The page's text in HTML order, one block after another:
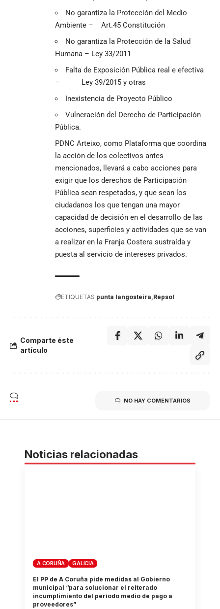
No garantiza la Protección del Medio
Ambiente – Art.45 Constitución
No garantiza la Protección de la Salud
Humana – Ley 33/2011
Falta de Exposición Pública real e efectiva
– Ley 39/2015 y otras
Inexistencia de Proyecto Público
Vulneración del Derecho de Participación
Pública.
PDNC Arteixo, como Plataforma que coordina
la acción de los colectivos antes
mencionados, llevará a cabo acciones para
exigir que los derechos de Participación
Pública sean respetados, y que sean los
ciudadanos los que tengan una mayor
capacidad de decisión en el desarrollo de las
acciones, superficies y actividades que se van
a realizar en la Franja Costera sustraída y
puesta al servicio de intereses privados.
ETIQUETAS punta langosteira Repsol
Comparte éste
artículo
NO HAY COMENTARIOS
Noticias relacionadas
A CORUÑA GALICIA
El PP de A Coruña pide medidas al Gobierno
municipal “para solucionar el reiterado
incumplimiento del período medio de pago a
proveedores”